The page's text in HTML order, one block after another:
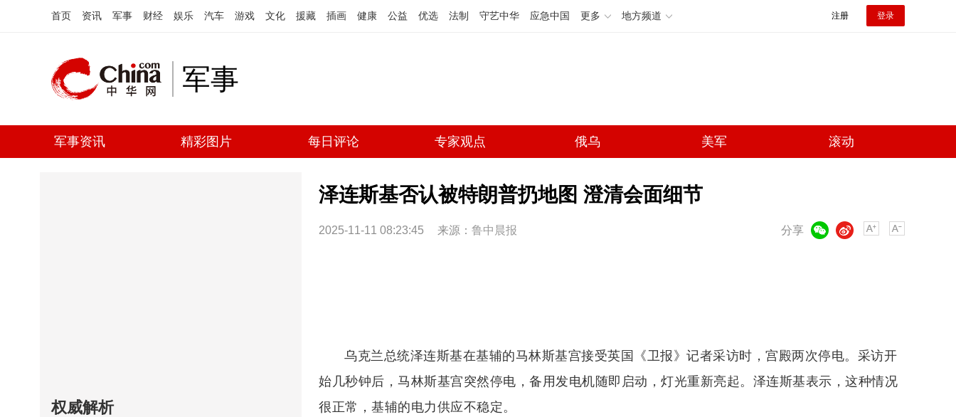
首页 资讯 军事 财经 娱乐 汽车 游戏 文化 援藏 插画 健康 公益 优选 法制 守艺中华 应急中国 更多 地方频道 注册 登录
军事
军事资讯 精彩图片 每日评论 专家观点 俄乌 美军 滚动
权威解析
泽连斯基否认被特朗普扔地图 澄清会面细节
2025-11-11 08:23:45 来源： 鲁中晨报 分享
微博
乌克兰总统泽连斯基在基辅的马林斯基宫接受英国《卫报》记者采访时，宫殿两次停电。采访开
始几秒钟后，马林斯基宫突然停电，备用发电机随即启动，灯光重新亮起。泽连斯基表示，这种情况
很正常，基辅的电力供应不稳定。